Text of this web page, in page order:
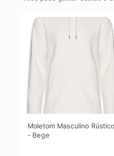
Moletom Masculino Rústico
- Bege